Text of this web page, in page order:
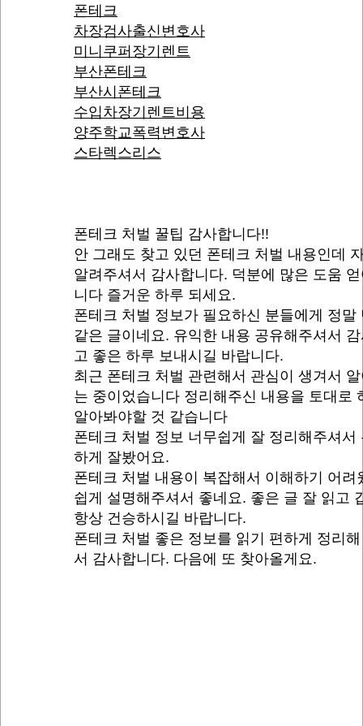
폰테크
차장검사출신변호사
미니쿠퍼장기렌트
부산폰테크
부산시폰테크
수입차장기렌트비용
양주학교폭력변호사
스타렉스리스
폰테크 처벌 꿀팁 감사합니다!!
안 그래도 찾고 있던 폰테크 처벌 내용인데
알려주셔서 감사합니다. 덕분에 많은 도움
니다 즐거운 하루 되세요.
폰테크 처벌 정보가 필요하신 분들에게 정말
같은 글이네요. 유익한 내용 공유해주셔서
고 좋은 하루 보내시길 바랍니다.
최근 폰테크 처벌 관련해서 관심이 생겨서
는 중이었습니다 정리해주신 내용을 토대로
알아봐야할 것 같습니다
폰테크 처벌 정보 너무쉽게 잘 정리해주셔서
하게 잘봤어요.
폰테크 처벌 내용이 복잡해서 이해하기 어려
쉽게 설명해주셔서 좋네요. 좋은 글 잘 읽고
항상 건승하시길 바랍니다.
폰테크 처벌 좋은 정보를 읽기 편하게 정리
서 감사합니다. 다음에 또 찾아올게요.